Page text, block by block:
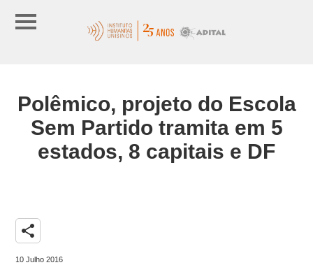
Polêmico, projeto do Escola
Sem Partido tramita em 5
estados, 8 capitais e DF
share
10 Julho 2016